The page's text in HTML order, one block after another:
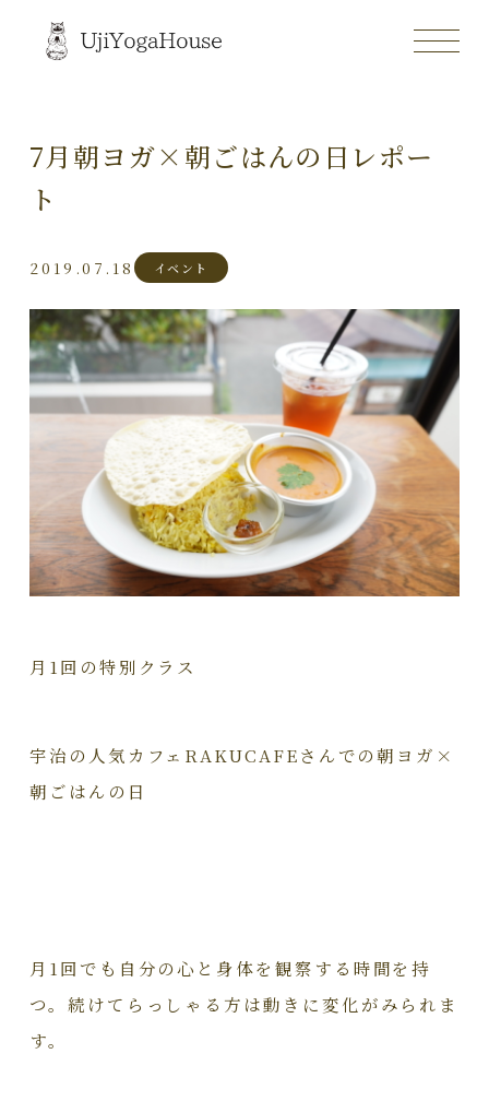
7月朝ヨガ×朝ごはんの日レポー
ト
2019.07.18 イベント
月1回の特別クラス
宇治の人気カフェRAKUCAFEさんでの朝ヨガ×
朝ごはんの日
月1回でも自分の心と身体を観察する時間を持
つ。続けてらっしゃる方は動きに変化がみられま
す。